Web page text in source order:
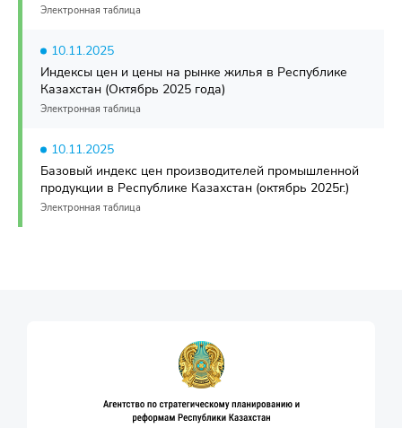
Электронная таблица
10.11.2025
Индексы цен и цены на рынке жилья в Республике
Казахстан (Октябрь 2025 года)
Электронная таблица
10.11.2025
Базовый индекс цен производителей промышленной
продукции в Республике Казахстан (октябрь 2025г.)
Электронная таблица